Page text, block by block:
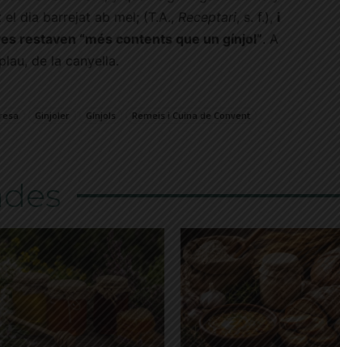
dia barrejat ab mel; (T.A., Receptari, s. f.), i
restaven “més contents que un gínjol”. A
de la canyella.
Ginjoler Gínjols Remeis i Cuina de Convent